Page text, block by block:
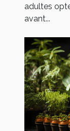
adultes
avant...